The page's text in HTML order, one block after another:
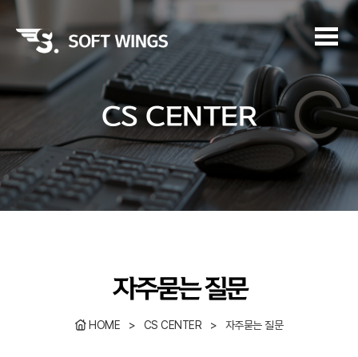
SOFTWINGS
경영이념 연혁
CI 인증 및 수상
BUSINESS
방역 및 출입제한구역 출입관리 시스템
PRODUCT
Solution
영상 홍보실
온라인 문의
CS CENTER
자주묻는 질문
HOME > CS CENTER > 자주묻는 질문